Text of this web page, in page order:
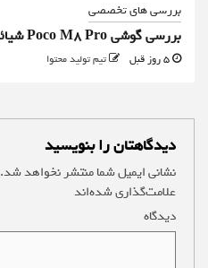
بررسی های تخصصی
بررسی گوشی Poco M8 Pro شیائومی؛ قابل بررسی!
تیم تولید محتوا
دیدگاهتان را بنویسید
نشانی ایمیل شما منتشر نخواهد شد.
علامت‌گذاری شده‌اند
دیدگاه